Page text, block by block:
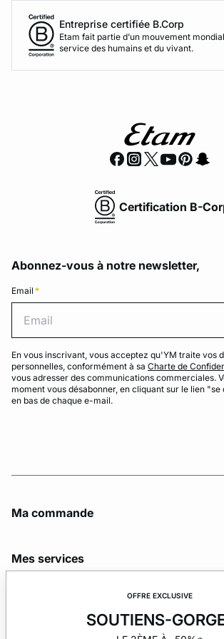
OFFRE EXCLUSIVE
SOUTIENS-
Entreprise certifiée B.Corp
Etam fait partie d’un mouvement
service des humains et du vivant.
Certification B-
Abonnez-vous à notre newsletter,
Email *
En vous inscrivant, vous acceptez qu'YM traite vos
personnelles, conformément à sa Charte de
vous adresser des communications commerciales.
moment vous désabonner, en cliquant sur le lien
en bas de chaque e-mail.
Ma commande
Mes services